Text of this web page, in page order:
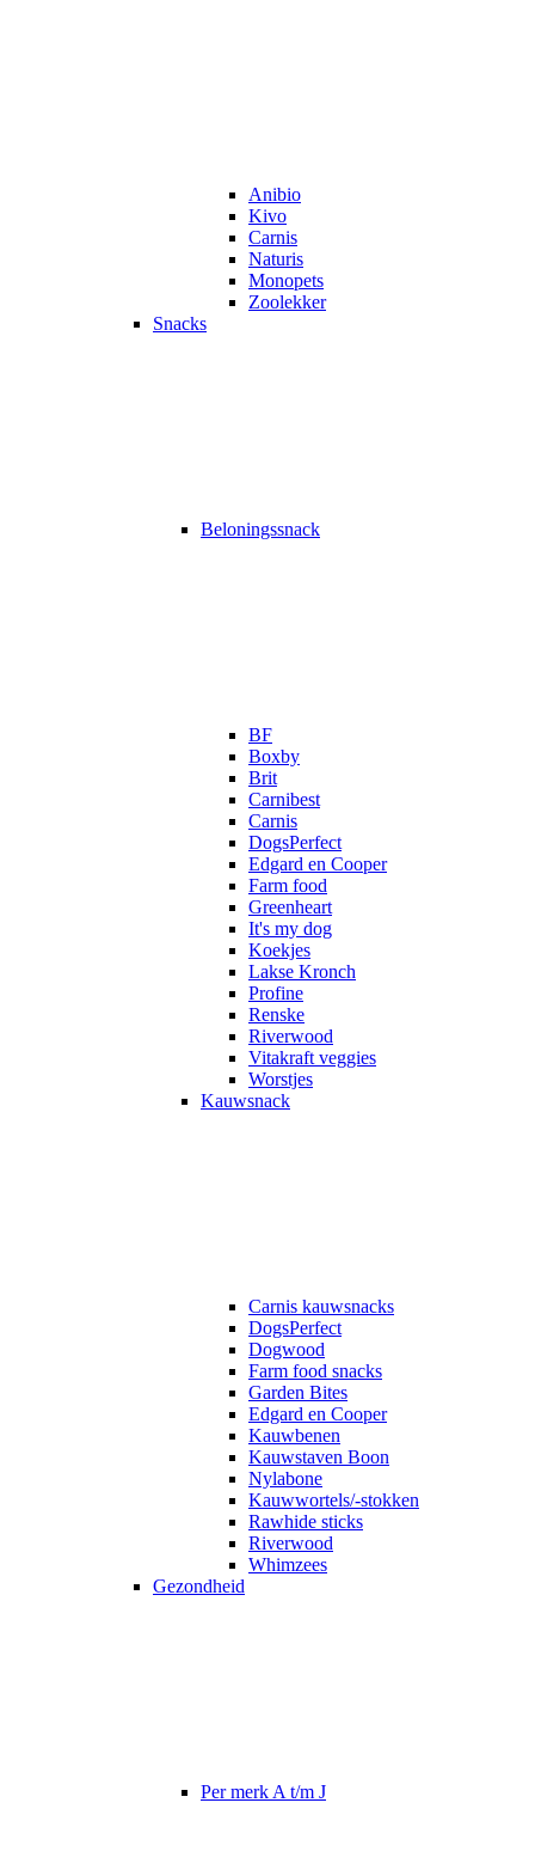
Anibio
Kivo
Carnis
Naturis
Monopets
Zoolekker
Snacks
Beloningssnack
BF
Boxby
Brit
Carnibest
Carnis
DogsPerfect
Edgard en Cooper
Farm food
Greenheart
It's my dog
Koekjes
Lakse Kronch
Profine
Renske
Riverwood
Vitakraft veggies
Worstjes
Kauwsnack
Carnis kauwsnacks
DogsPerfect
Dogwood
Farm food snacks
Garden Bites
Edgard en Cooper
Kauwbenen
Kauwstaven Boon
Nylabone
Kauwwortels/-stokken
Rawhide sticks
Riverwood
Whimzees
Gezondheid
Per merk A t/m J